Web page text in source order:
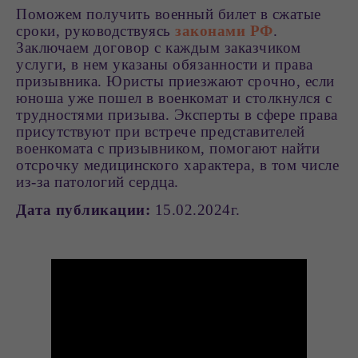
Поможем получить военный билет в сжатые
сроки, руководствуясь законами РФ.
Заключаем договор с каждым заказчиком
услуги, в нем указаны обязанности и права
призывника. Юристы приезжают срочно, если
юноша уже пошел в военкомат и столкнулся с
трудностями призыва. Эксперты в сфере права
присутствуют при встрече представителей
военкомата с призывником, помогают найти
отсрочку медицинского характера, в том числе
из-за патологий сердца.
Дата публикации: 15.02.2024г.